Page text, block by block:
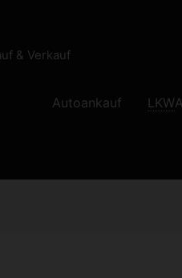
& Verkauf
Autoankauf LKW